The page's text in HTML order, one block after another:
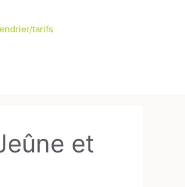
tarifs
et